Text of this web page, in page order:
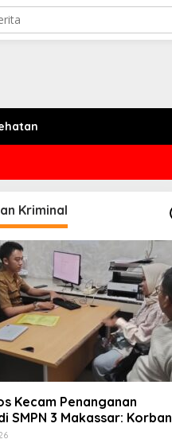
Kriminal
Kecam Penanganan
SMPN 3 Makassar: Korban
Pindah